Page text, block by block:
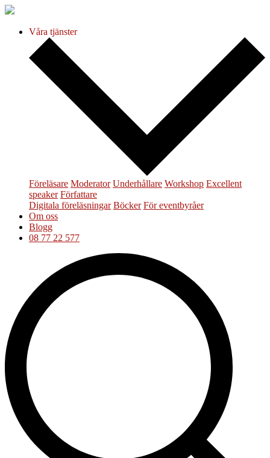
Våra tjänster
Föreläsare Moderator Underhållare Workshop Excellent
speaker Författare
Digitala föreläsningar Böcker För eventbyråer
Om oss
Blogg
08 77 22 577